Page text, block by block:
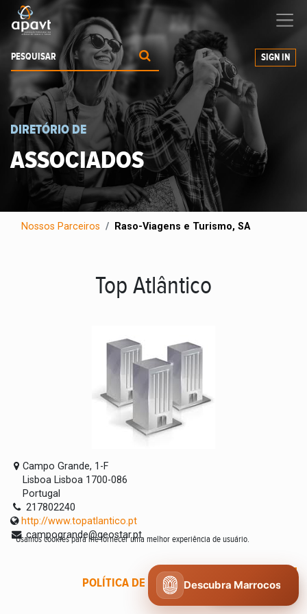
a expandir os seus negócios
SIGN IN
DIRETÓRIO DE
ASSOCIADOS
Nossos Parceiros Raso-Viagens e Turismo, SA
Top Atlântico
Campo Grande, 1-F
Lisboa Lisboa 1700-086
Portugal
217802240
http://www.topatlantico.pt
campogrande@geostar.pt
Usamos cookies para lhe fornecer uma melhor experiência de usuário.
POLÍTICA DE COOKIES CONCORDO
Descubra Marrocos